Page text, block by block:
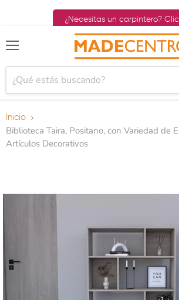
¿Necesitas un carpintero?
Menú
Inicio
Biblioteca Taira, Positano, con Variedad de
Artículos Decorativos